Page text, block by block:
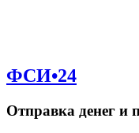
ФСИ•24
Отправка денег